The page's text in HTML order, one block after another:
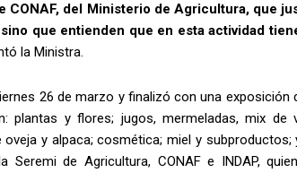
CONAF, del Ministerio de Agricultura, que
que entienden que en esta actividad
la Ministra.
26 de marzo y finalizó con una
plantas y flores; jugos, mermeladas, mix de
y alpaca; cosmética; miel y
Seremi de Agricultura, CONAF e INDAP,